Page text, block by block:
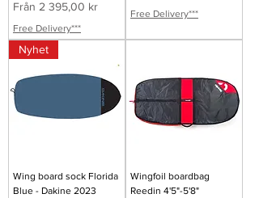
Från 2 395,00 kr
Reapris
Free Delivery***
Free Delivery***
Nyhet
Wing board sock Florida
Blue - Dakine 2023
Wingfoil boardbag
Reedin 4'5"-5'8"